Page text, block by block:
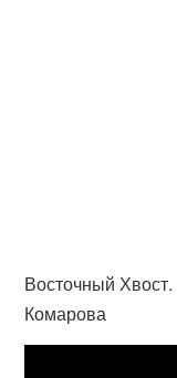
Восточный
Комарова